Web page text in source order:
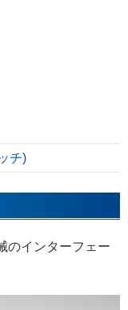
チ)
のインターフェー